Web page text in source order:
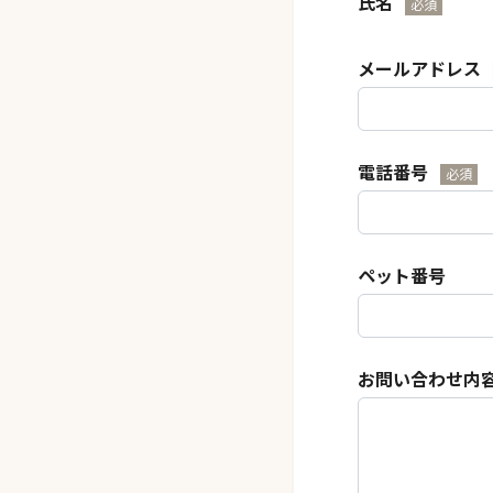
必須
メールアドレス
電話番号 必須
ペット番号
お問い合わせ内